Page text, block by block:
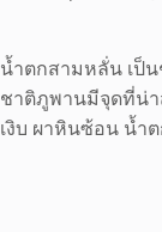
น้ำตกสามหลั่น เป็
ชาติภูพานมีจุดที่น่า
เงิบ ผาหินซ้อน น้ำ